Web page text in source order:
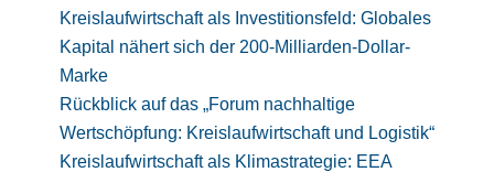
Kreislaufwirtschaft als Investitionsfeld: Globales
Kapital nähert sich der 200-Milliarden-Dollar-
Marke
Rückblick auf das „Forum nachhaltige
Wertschöpfung: Kreislaufwirtschaft und Logistik“
Kreislaufwirtschaft als Klimastrategie: EEA